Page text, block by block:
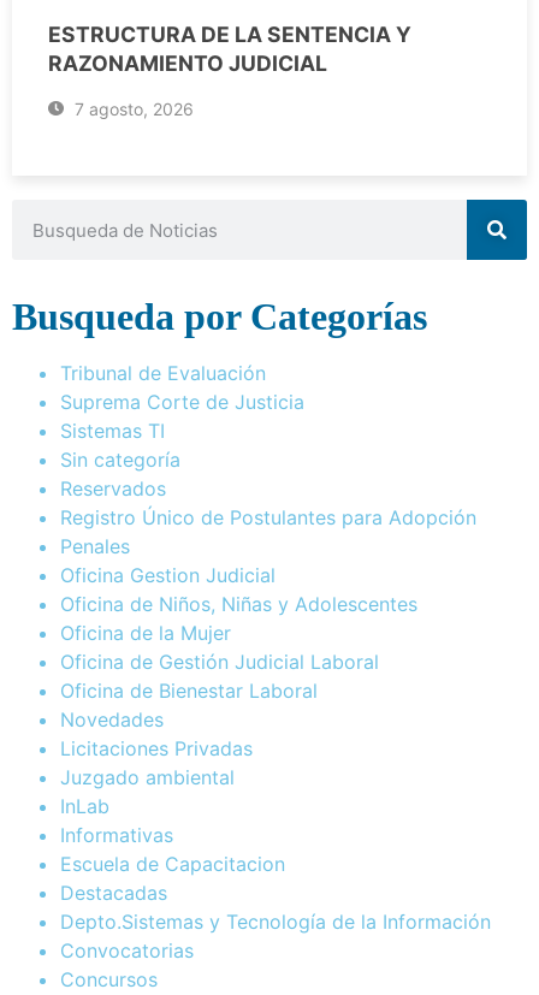
ESTRUCTURA DE LA SENTENCIA Y
RAZONAMIENTO JUDICIAL
7 agosto, 2026
Busqueda por Categorías
Tribunal de Evaluación
Suprema Corte de Justicia
Sistemas TI
Sin categoría
Reservados
Registro Único de Postulantes para Adopción
Penales
Oficina Gestion Judicial
Oficina de Niños, Niñas y Adolescentes
Oficina de la Mujer
Oficina de Gestión Judicial Laboral
Oficina de Bienestar Laboral
Novedades
Licitaciones Privadas
Juzgado ambiental
InLab
Informativas
Escuela de Capacitacion
Destacadas
Depto.Sistemas y Tecnología de la Información
Convocatorias
Concursos